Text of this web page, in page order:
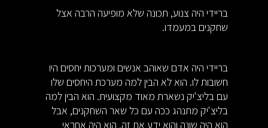
בריידי היה צנוע, תכונה שלא מופיעה הרבה אצל
שחקנים במעמדו.
בריידי היה אדם שאוהב אנשים ומערכות יחסים היו
חשובות לו. הוא לא הבין למה מערכת היחסים שלו
עם בליצ'יק נשארת מאוד מקצועית. הוא הבין למה
בליצ'יק מתנהג ככה עם כל שאר השחקנים, אבל
הוא היה שונה והוא ידע את זה. הוא היה אחראי